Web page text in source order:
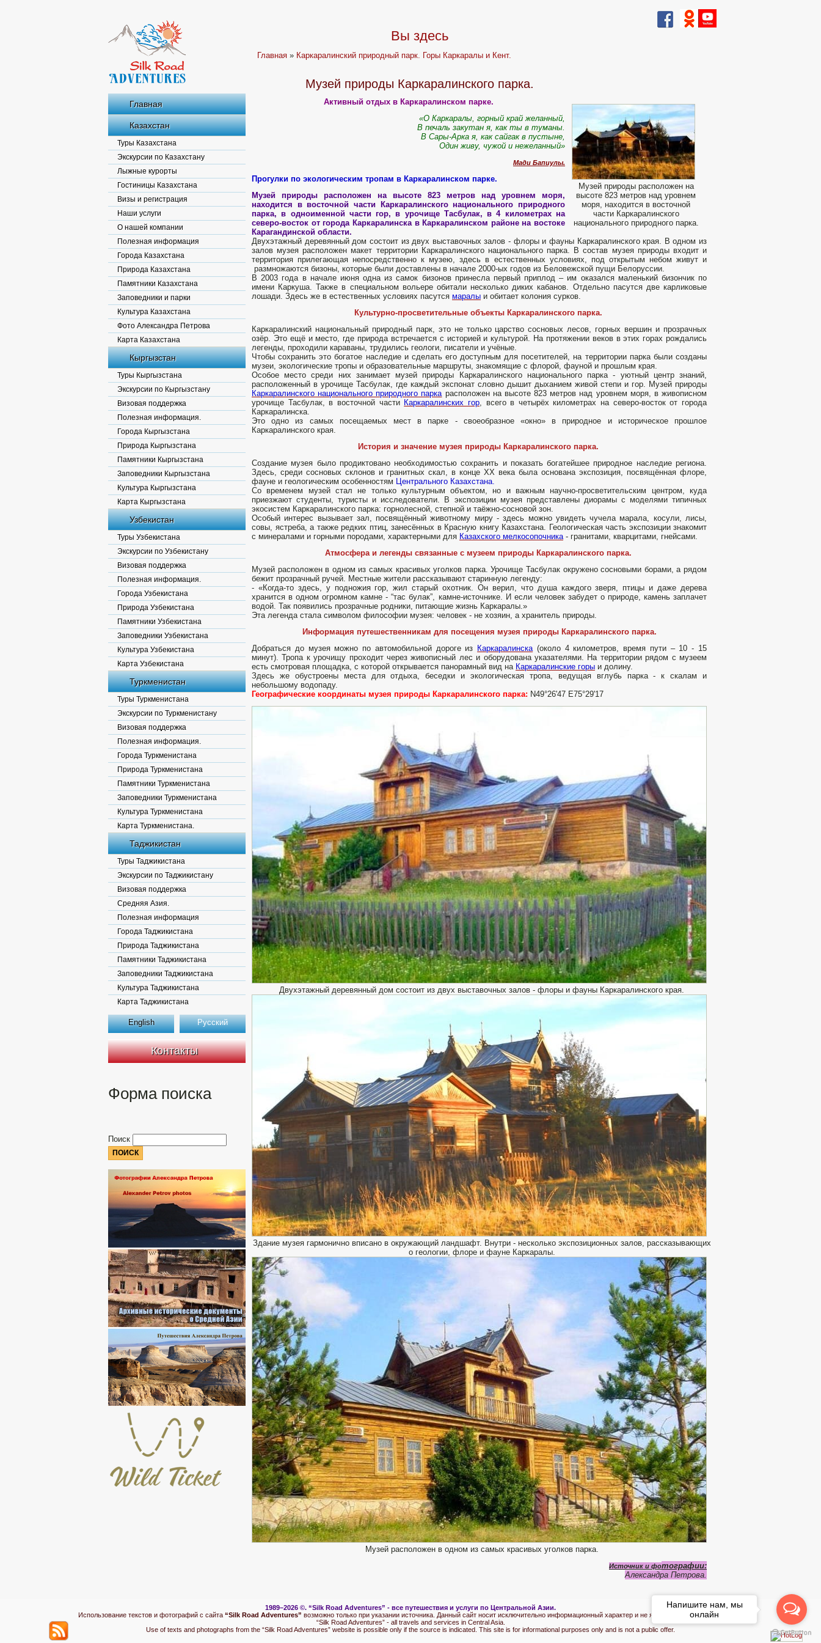
Главная
Казахстан
Туры Казахстана
Экскурсии по Казахстану
Лыжные курорты
Гостиницы Казахстана
Визы и регистрация
Наши услуги
О нашей компании
Полезная информация
Города Казахстана
Природа Казахстана
Памятники Казахстана
Заповедники и парки
Культура Казахстана
Фото Александра Петрова
Карта Казахстана
Кыргызстан
Туры Кыргызстана
Экскурсии по Кыргызстану
Визовая поддержка
Полезная информация.
Города Кыргызстана
Природа Кыргызстана
Памятники Кыргызстана
Заповедники Кыргызстана
Культура Кыргызстана
Карта Кыргызстана
Узбекистан
Туры Узбекистана
Экскурсии по Узбекистану
Визовая поддержка
Полезная информация.
Города Узбекистана
Природа Узбекистана
Памятники Узбекистана
Заповедники Узбекистана
Культура Узбекистана
Карта Узбекистана
Туркменистан
Туры Туркменистана
Экскурсии по Туркменистану
Визовая поддержка
Полезная информация.
Города Туркменистана
Природа Туркменистана
Памятники Туркменистана
Заповедники Туркменистана
Культура Туркменистана
Карта Туркменистана.
Таджикистан
Туры Таджикистана
Экскурсии по Таджикистану
Визовая поддержка
Средняя Азия.
Полезная информация
Города Таджикистана
Природа Таджикистана
Памятники Таджикистана
Заповедники Таджикистана
Культура Таджикистана
Карта Таджикистана
English Русский
Контакты
Форма поиска
Поиск
Вы здесь
Главная » Каркаралинский природный парк. Горы Каркаралы и Кент.
Музей природы Каркаралинского парка.
Музей природы расположен на
высоте 823 метров над уровнем
моря, находится в восточной
части Каркаралинского
национального природного парка.
Активный отдых в Каркаралинском парке.
«О Каркаралы, горный край желанный,
В печаль закутан я, как ты в туманы.
В Сары-Арка я, как сайгак в пустыне,
Один живу, чужой и нежеланный»
Мади Бапиулы.
Прогулки по экологическим тропам в Каркаралинском парке.
Музей природы расположен на высоте 823 метров над уровнем моря,
находится в восточной части Каркаралинского национального природного
парка, в одноименной части гор, в урочище Тасбулак, в 4 километрах на
северо-восток от города Каркаралинска в Каркаралинском районе на востоке
Карагандинской области.
Двухэтажный деревянный дом состоит из двух выставочных залов - флоры и фауны Каркаралинского края. В одном из
залов музея расположен макет территории Каркаралинского национального парка. В состав музея природы входит и
территория прилегающая непосредственно к музею, здесь в естественных условиях, под открытым небом живут и
размножаются бизоны, которые были доставлены в начале 2000-ых годов из Беловежской пущи Белоруссии.
В 2003 года в начале июня одна из самок бизонов принесла первый приплод – им оказался маленький бизончик по
имени Каркуша. Также в специальном вольере обитали несколько диких кабанов. Отдельно пасутся две карликовые
лошади. Здесь же в естественных условиях пасутся маралы и обитает колония сурков.
Культурно-просветительные объекты Каркаралинского парка.
Каркаралинский национальный природный парк, это не только царство сосновых лесов, горных вершин и прозрачных
озёр. Это ещё и место, где природа встречается с историей и культурой. На протяжении веков в этих горах рождались
легенды, проходили караваны, трудились геологи, писатели и учёные.
Чтобы сохранить это богатое наследие и сделать его доступным для посетителей, на территории парка были созданы
музеи, экологические тропы и образовательные маршруты, знакомящие с флорой, фауной и прошлым края.
Особое место среди них занимает музей природы Каркаралинского национального парка - уютный центр знаний,
расположенный в урочище Тасбулак, где каждый экспонат словно дышит дыханием живой степи и гор. Музей природы
Каркаралинского национального природного паркарасположен на высоте 823 метров над уровнем моря, в живописном
урочище Тасбулак, в восточной части Каркаралинских гор, всего в четырёх километрах на северо-восток от города
Каркаралинска.
Это одно из самых посещаемых мест в парке - своеобразное «окно» в природное и историческое прошлое
Каркаралинского края.
История и значение музея природы Каркаралинского парка.
Создание музея было продиктовано необходимостью сохранить и показать богатейшее природное наследие региона.
Здесь, среди сосновых склонов и гранитных скал, в конце XX века была основана экспозиция, посвящённая флоре,
фауне и геологическим особенностям Центрального Казахстана.
Со временем музей стал не только культурным объектом, но и важным научно-просветительским центром, куда
приезжают студенты, туристы и исследователи. В экспозиции музея представлены диорамы с моделями типичных
экосистем Каркаралинского парка: горнолесной, степной и таёжно-сосновой зон.
Особый интерес вызывает зал, посвящённый животному миру - здесь можно увидеть чучела марала, косули, лисы,
совы, ястреба, а также редких птиц, занесённых в Красную книгу Казахстана. Геологическая часть экспозиции знакомит
с минералами и горными породами, характерными для Казахского мелкосопочника- гранитами, кварцитами, гнейсами.
Атмосфера и легенды связанные с музеем природы Каркаралинского парка.
Музей расположен в одном из самых красивых уголков парка. Урочище Тасбулак окружено сосновыми борами, а рядом
бежит прозрачный ручей. Местные жители рассказывают старинную легенду:
- «Когда-то здесь, у подножия гор, жил старый охотник. Он верил, что душа каждого зверя, птицы и даже дерева
хранится в одном огромном камне - “тас булак”, камне-источнике. И если человек забудет о природе, камень заплачет
водой. Так появились прозрачные родники, питающие жизнь Каркаралы.»
Эта легенда стала символом философии музея: человек - не хозяин, а хранитель природы.
Информация путешественникам для посещения музея природы Каркаралинского парка.
Добраться до музея можно по автомобильной дороге из Каркаралинска(около 4 километров, время пути – 10 - 15
минут). Тропа к урочищу проходит через живописный лес и оборудована указателями. На территории рядом с музеем
есть смотровая площадка, с которой открывается панорамный вид на Каркаралинские горы и долину.
Здесь же обустроены места для отдыха, беседки и экологическая тропа, ведущая вглубь парка - к скалам и
небольшому водопаду.
Географические координаты музея природы Каркаралинского парка: N49°26'47 E75°29'17
Двухэтажный деревянный дом состоит из двух выставочных залов - флоры и фауны Каркаралинского края.
Здание музея гармонично вписано в окружающий ландшафт. Внутри - несколько экспозиционных залов, рассказывающих
о геологии, флоре и фауне Каркаралы.
Музей расположен в одном из самых красивых уголков парка.
Источник и фотографии:
Александра Петрова.
1989–2026 ©. “Silk Road Adventures” - все путешествия и услуги по Центральной Азии.
Использование текстов и фотографий с сайта “Silk Road Adventures” возможно только при указании источника. Данный сайт носит исключительно информационный характер и не является публичной офертой.
“Silk Road Adventures” - all travels and services in Central Asia.
Use of texts and photographs from the “Silk Road Adventures” website is possible only if the source is indicated. This site is for informational purposes only and is not a public offer.
Напишите нам, мы
онлайн